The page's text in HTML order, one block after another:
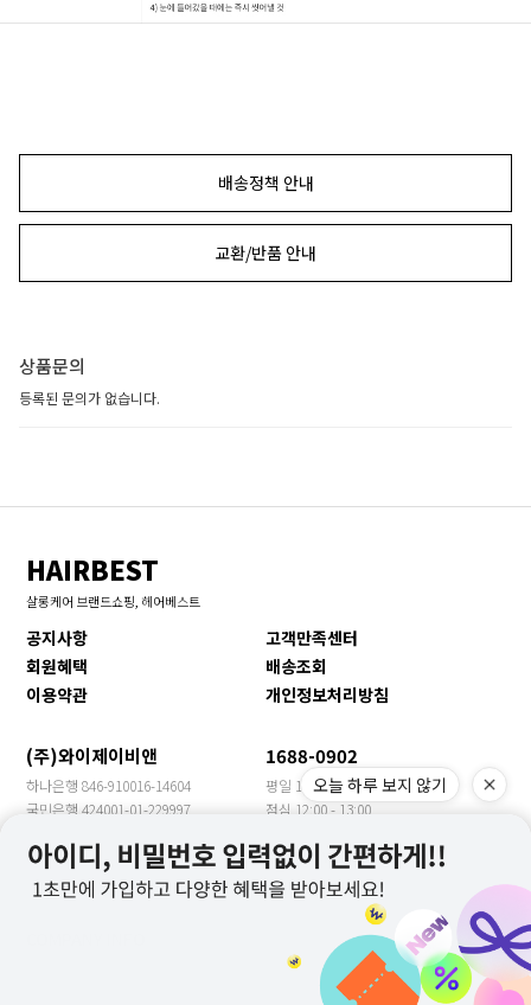
배송정책 안내
교환/반품 안내
상품문의
등록된 문의가 없습니다.
HAIRBEST
살롱케어 브랜드쇼핑, 헤어베스트
공지사항
고객만족센터
회원혜택
배송조회
이용약관
개인정보처리방침
(주)와이제이비앤 1688-0902
하나은행 846-910016-14604
국민은행 424001-01-229997
농협은행 355-0018-3149-63
우리은행 1005-901-399957
평일 10:00 - 17:00
점심 12:00 - 13:00
수출문의 YJBN MEET
COMPANY : 주식회사 와이제이비앤 CEO : 장은주
ADDRESS : 경기도 광주시 봉골길81번길 13(문형동)
오늘 하루 보지 않기